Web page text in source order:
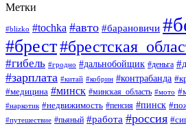
Метки
#blizko #tochka #авто #барановичи
#брест
#гибель #гродно #дальнобойщик #деньга
#зарплата #китай #кобрин #контрабанда
#медицина #минск #минская_область #мото
#наркотик #недвижимость #пенсия #пинск
#путешествие #пьяный #работа #россия